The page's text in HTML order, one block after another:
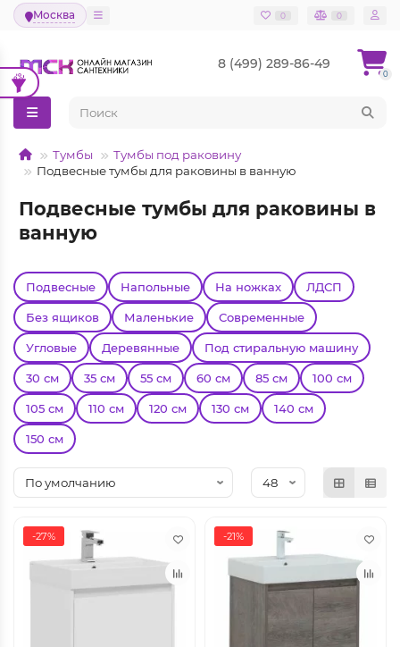
Москва 0 0
8 (499) 289-86-49
0
Тумбы
Тумбы под раковину
Подвесные тумбы для раковины в ванную
Подвесные тумбы для раковины в
ванную
Подвесные Напольные На ножках ЛДСП
Без ящиков Маленькие Современные
Угловые Деревянные Под стиральную машину
30 см 35 см 55 см 60 см 85 см 100 см
105 см 110 см 120 см 130 см 140 см
150 см
-27% -21%